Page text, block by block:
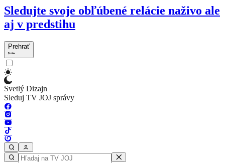
Sledujte svoje obľúbené relácie naživo ale
aj v predstihu
Prehrať
Svetlý Dizajn
Sleduj TV JOJ správy